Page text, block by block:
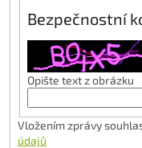
Bezpečnostní
Opište text z obrázku
Vložením zprávy
údajů